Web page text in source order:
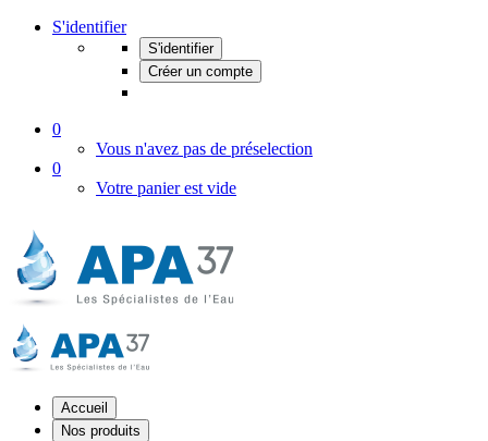
S'identifier
S'identifier
Créer un compte
0
Vous n'avez pas de préselection
0
Votre panier est vide
Accueil
Nos produits